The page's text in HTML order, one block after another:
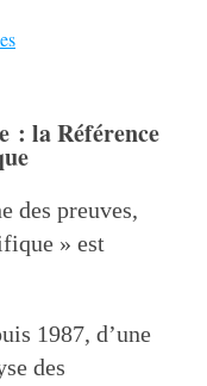
: la Référence
des preuves,
» est
1987, d’une
des